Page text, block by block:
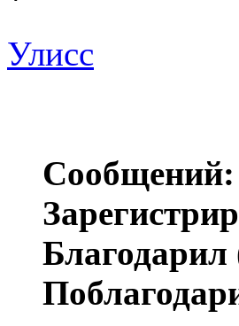
Улисс
Сообщений:
Благодарил